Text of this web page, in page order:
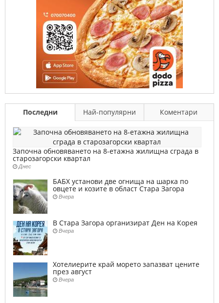
Последни Най-популярни Коментари
Започна обновяването на 8-етажна жилищна сграда в
старозагорски квартал
Днес
БАБХ установи две огнища на шарка по
овцете и козите в област Стара Загора
Вчера
В Стара Загора организират Ден на Корея
Вчера
Хотелиерите край морето запазват цените
през август
Вчера